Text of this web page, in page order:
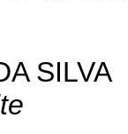
SILVA